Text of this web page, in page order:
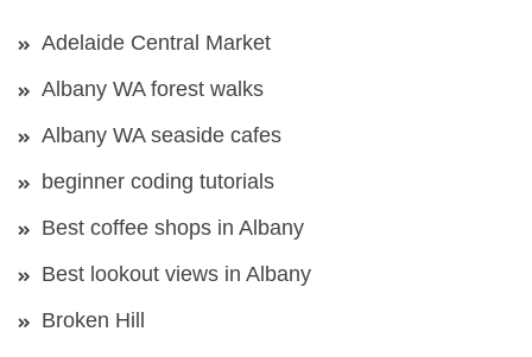
Adelaide Central Market
Albany WA forest walks
Albany WA seaside cafes
beginner coding tutorials
Best coffee shops in Albany
Best lookout views in Albany
Broken Hill